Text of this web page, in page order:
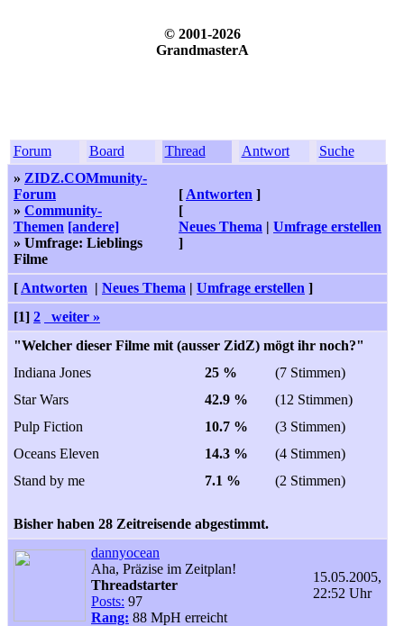
© 2001-2026
GrandmasterA
Forum Board Thread Antwort
Suche
» ZIDZ.COMmunity-
Forum
» Community-
Themen [andere]
» Umfrage: Lieblings
Filme
[ Antworten ]
[
Neues Thema | Umfrage erstellen
]
[ Antworten | Neues Thema | Umfrage erstellen ]
[1] 2
weiter »
"Welcher dieser Filme mit (ausser ZidZ) mögt ihr noch?"
Indiana Jones
25 %
(7 Stimmen)
Star Wars
42.9 %
(12 Stimmen)
Pulp Fiction
10.7 %
(3 Stimmen)
Oceans Eleven
14.3 %
(4 Stimmen)
Stand by me
7.1 % (2 Stimmen)
Bisher haben 28 Zeitreisende abgestimmt.
dannyocean
Aha, Präzise im Zeitplan!
Threadstarter
Posts: 97
Rang: 88 MpH erreicht
15.05.2005,
22:52 Uhr